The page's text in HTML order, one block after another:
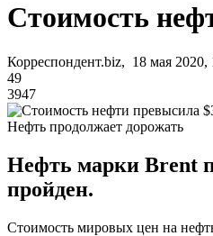
Стоимость
Корреспондент.biz, 18 мая 2020,
49
3947
Нефть продолжает дорожать
Нефть марки Brent
пройден.
Стоимость мировых цен на